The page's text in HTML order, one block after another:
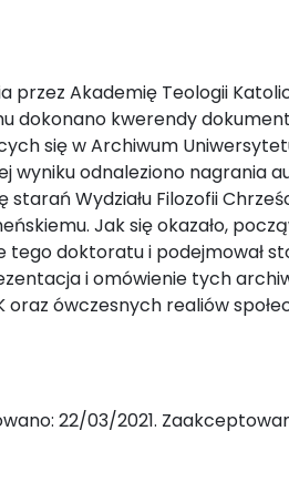
przez Akademię Teologii
dokonano kwerendy
się w Archiwum
wyniku odnaleziono nagrania
Wydziału Filozofii
Jak się okazało,
tego doktoratu i podejmował
i omówienie tych
oraz ówczesnych realiów
22/03/2021.